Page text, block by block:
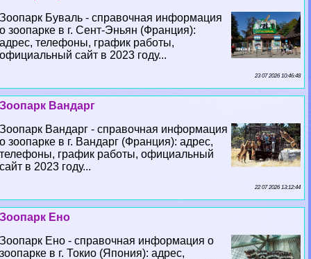
Зоопарк Буваль - справочная информация
о зоопарке в г. Сент-Эньян (Франция):
адрес, телефоны, график работы,
официальный сайт в 2023 году...
23 07 2026 10:46:48
Зоопарк Вандарг
Зоопарк Вандарг - справочная информация
о зоопарке в г. Вандарг (Франция): адрес,
телефоны, график работы, официальный
сайт в 2023 году...
22 07 2026 13:12:44
Зоопарк Ено
Зоопарк Ено - справочная информация о
зоопарке в г. Токио (Япония): адрес,